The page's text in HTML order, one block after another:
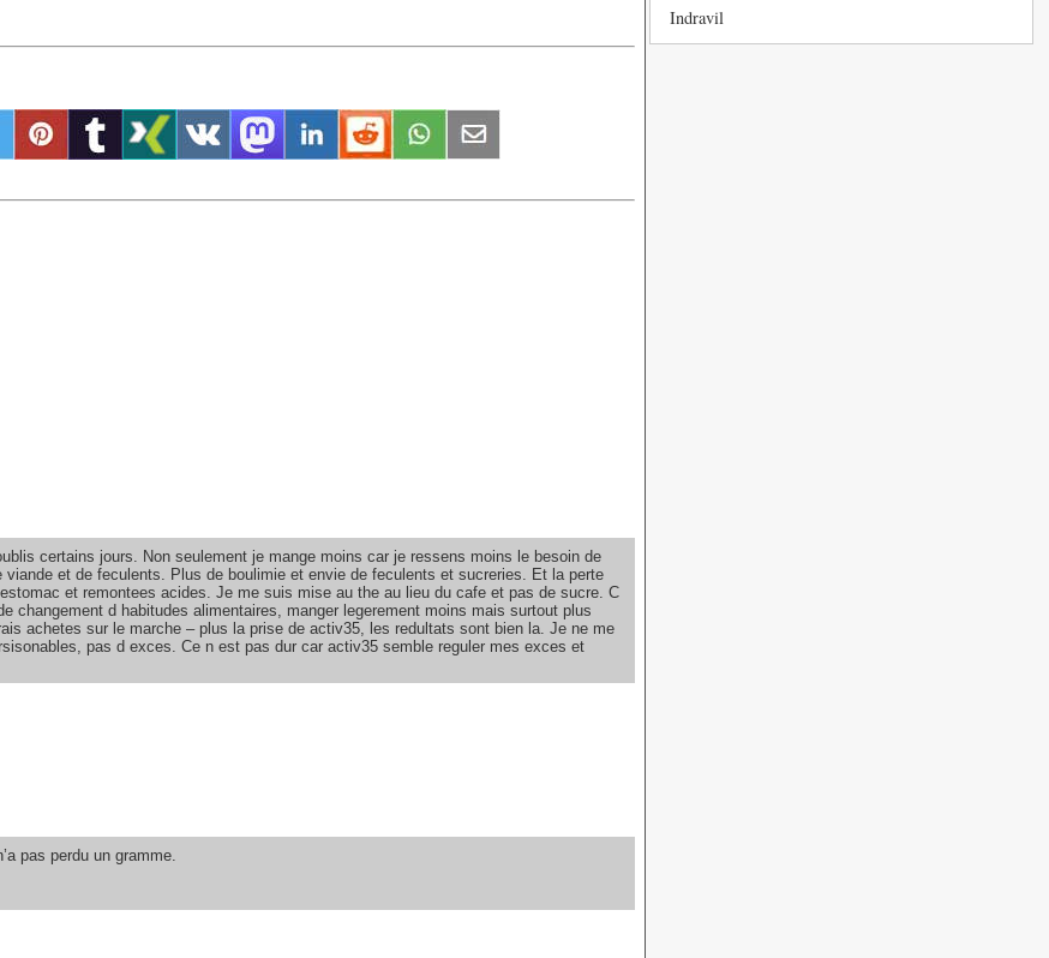
certains jours. Non seulement je mange moins car je ressens moins le besoin de
et de feculents. Plus de boulimie et envie de feculents et sucreries. Et la perte
et remontees acides. Je me suis mise au the au lieu du cafe et pas de sucre. C
d habitudes alimentaires, manger legerement moins mais surtout plus
achetes sur le marche – plus la prise de activ35, les redultats sont bien la. Je ne me
pas d exces. Ce n est pas dur car activ35 semble reguler mes exces et
pas perdu un gramme.
Indravil